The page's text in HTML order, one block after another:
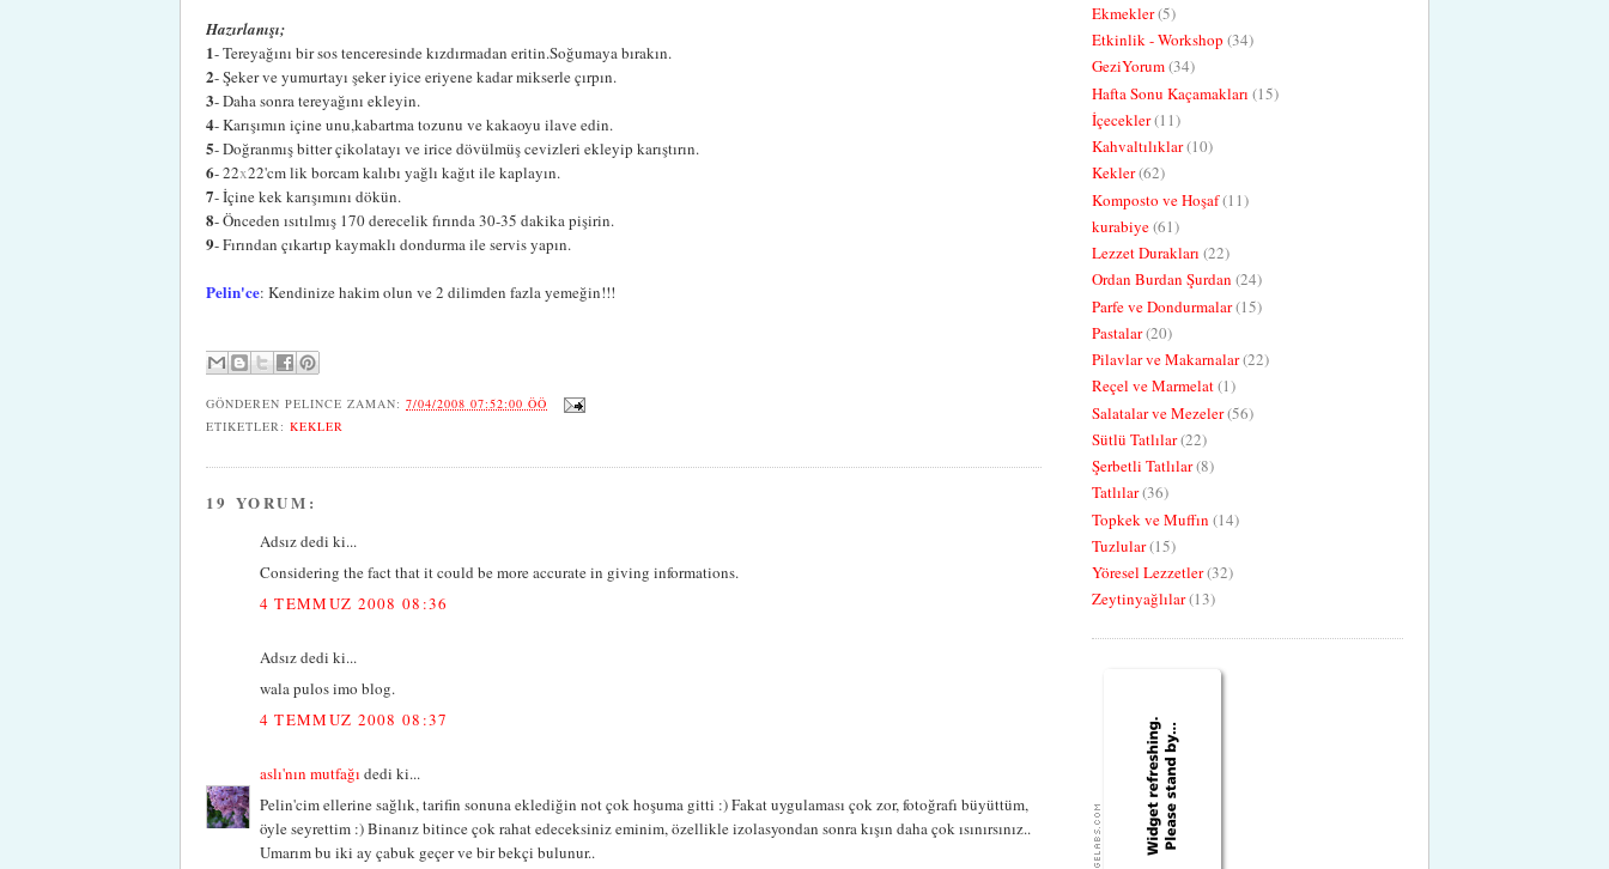
Hazırlanışı;
1- Tereyağını bir sos tenceresinde kızdırmadan eritin.Soğumaya bırakın.
2- Şeker ve yumurtayı şeker iyice eriyene kadar mikserle çırpın.
3- Daha sonra tereyağını ekleyin.
4- Karışımın içine unu,kabartma tozunu ve kakaoyu ilave edin.
5- Doğranmış bitter çikolatayı ve irice dövülmüş cevizleri ekleyip karıştırın.
6- 22x22'cm lik borcam kalıbı yağlı kağıt ile kaplayın.
7- İçine kek karışımını dökün.
8- Önceden ısıtılmış 170 derecelik fırında 30-35 dakika pişirin.
9- Fırından çıkartıp kaymaklı dondurma ile servis yapın.
Pelin'ce: Kendinize hakim olun ve 2 dilimden fazla yemeğin!!!
GÖNDEREN PELINCE ZAMAN:7/04/2008 07:52:00 ÖÖ
ETIKETLER: KEKLER
19 YORUM:
Adsız dedi ki...
Considering the fact that it could be more accurate in giving informations.
4 TEMMUZ 2008 08:36
Adsız dedi ki...
wala pulos imo blog.
4 TEMMUZ 2008 08:37
aslı'nın mutfağı dedi ki...
Pelin'cim ellerine sağlık, tarifin sonuna eklediğin not çok hoşuma gitti :) Fakat uygulaması çok zor, fotoğrafı büyüttüm,
öyle seyrettim :) Binanız bitince çok rahat edeceksiniz eminim, özellikle izolasyondan sonra kışın daha çok ısınırsınız..
Umarım bu iki ay çabuk geçer ve bir bekçi bulunur..
Ekmekler(5)
Etkinlik - Workshop (34)
GeziYorum(34)
Hafta Sonu Kaçamakları (15)
İçecekler(11)
Kahvaltılıklar(10)
Kekler(62)
Komposto ve Hoşaf(11)
kurabiye(61)
Lezzet Durakları (22)
Ordan Burdan Şurdan (24)
Parfe ve Dondurmalar(15)
Pastalar(20)
Pilavlar ve Makarnalar(22)
Reçel ve Marmelat(1)
Salatalar ve Mezeler(56)
Sütlü Tatlılar(22)
Şerbetli Tatlılar(8)
Tatlılar(36)
Topkek ve Muffın (14)
Tuzlular(15)
Yöresel Lezzetler(32)
Zeytinyağlılar(13)